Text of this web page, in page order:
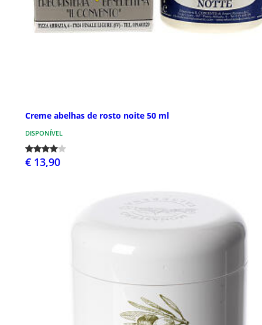
Creme abelhas de rosto noite 50 ml
DISPONÍVEL
€ 13,90